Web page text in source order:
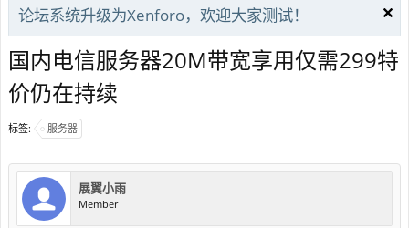
论坛系统升级为Xenforo，欢迎大家测试！
国内电信服务器20M带宽享用仅需299特
价仍在持续
标签: 服务器
展翼小雨
Member